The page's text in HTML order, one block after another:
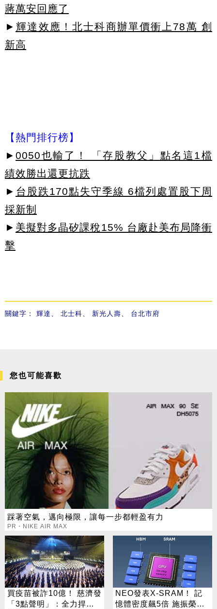
蔣萬安回應了
► 輝達效應！北士科商辦單價衝上78萬 創
新高
【熱門排行榜】
► 0050也輸了！ 「存股教父」點名這1檔
績效勝出還更抗跌
► 台股跌170點失守季線 6檔列處置股下周
採新制
► 美擬對多晶矽課稅15% 台廠赴美布局降衝
擊
關鍵字： 輝達、 北士科、 新光人壽、 台北市府
您也可能喜歡
踩著空氣，邁向極限，讓每一步都輕盈有力
PR・NIKE AIR MAX
買疫苗被詐10億！ 慈濟發
「3點聲明」：全力捍衛
NEO發表X-SRAM！ 記
憶體密度飆5倍 施振榮：